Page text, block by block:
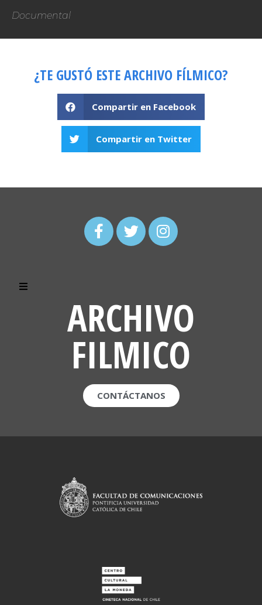
Documental
¿TE GUSTÓ ESTE ARCHIVO FÍLMICO?
Compartir en Facebook
Compartir en Twitter
ARCHIVO
FILMICO
CONTÁCTANOS